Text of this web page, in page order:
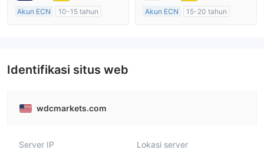
Akun ECN
10-15 tahun
Akun ECN
15-20 tahun
Identifikasi situs web
wdcmarkets.com
Server IP
Lokasi server